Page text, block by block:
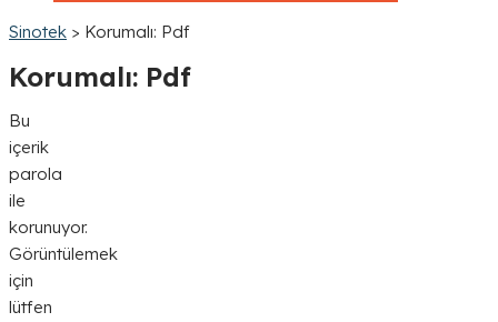
Sinotek > Korumalı: Pdf
Korumalı: Pdf
Bu
içerik
parola
ile
korunuyor.
Görüntülemek
için
lütfen